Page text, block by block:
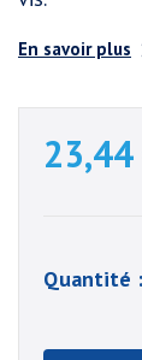
En savoir plus
Quantité :